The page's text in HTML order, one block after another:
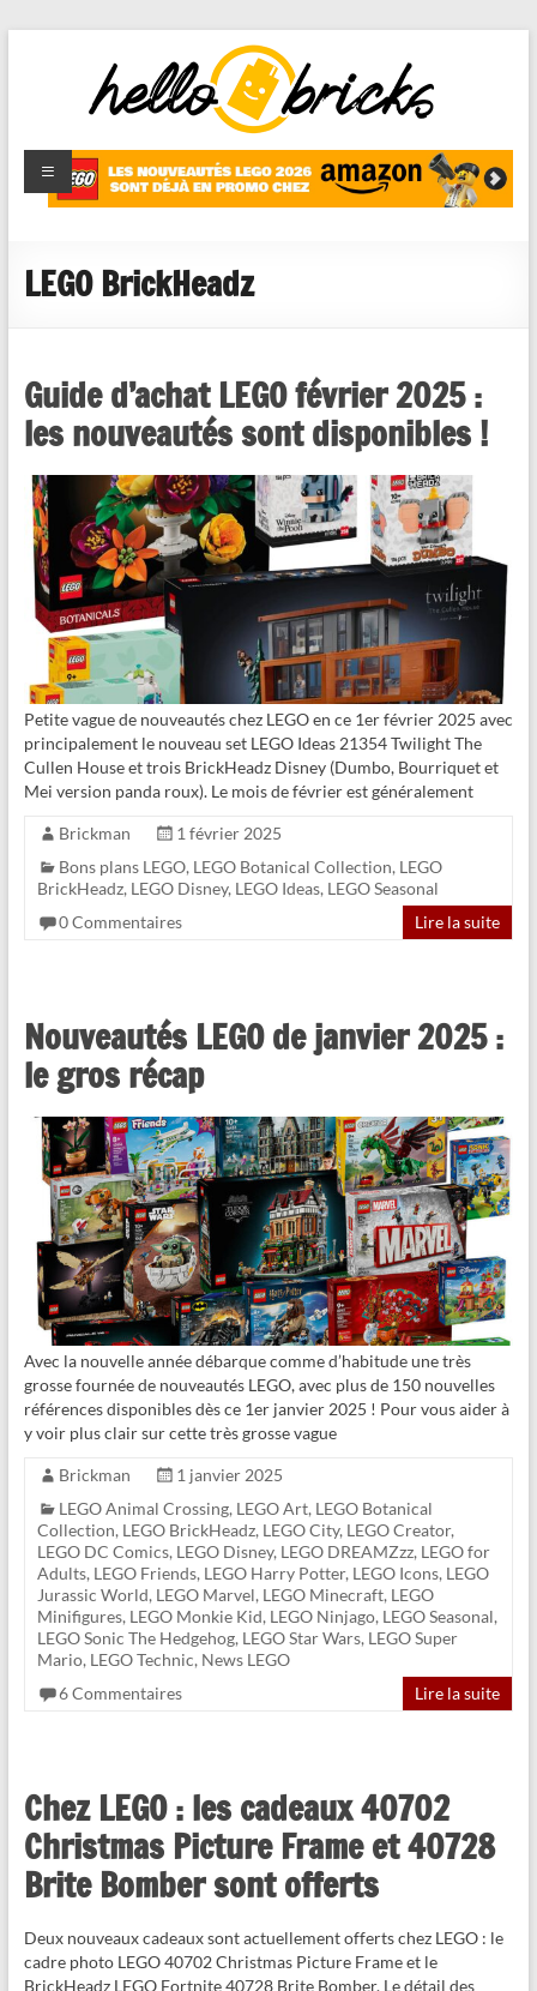
HelloBricks
Blog LEGO,
nouveaut�s
reviews
LEGO BrickHeadz
Guide d’achat LEGO février 2025 :
les nouveautés sont disponibles !
Petite vague de nouveautés chez LEGO en ce 1er février 2025 avec
principalement le nouveau set LEGO Ideas 21354 Twilight The
Cullen House et trois BrickHeadz Disney (Dumbo, Bourriquet et
Mei version panda roux). Le mois de février est généralement
Brickman
1 février 2025
Bons plans LEGO, LEGO Botanical Collection, LEGO
BrickHeadz, LEGO Disney, LEGO Ideas, LEGO Seasonal
0 Commentaires
Lire la suite
Nouveautés LEGO de janvier 2025 :
le gros récap
Avec la nouvelle année débarque comme d’habitude une très
grosse fournée de nouveautés LEGO, avec plus de 150 nouvelles
références disponibles dès ce 1er janvier 2025 ! Pour vous aider à
y voir plus clair sur cette très grosse vague
Brickman
1 janvier 2025
LEGO Animal Crossing, LEGO Art, LEGO Botanical
Collection, LEGO BrickHeadz, LEGO City, LEGO Creator,
LEGO DC Comics, LEGO Disney, LEGO DREAMZzz, LEGO for
Adults, LEGO Friends, LEGO Harry Potter, LEGO Icons, LEGO
Jurassic World, LEGO Marvel, LEGO Minecraft, LEGO
Minifigures, LEGO Monkie Kid, LEGO Ninjago, LEGO Seasonal,
LEGO Sonic The Hedgehog, LEGO Star Wars, LEGO Super
Mario, LEGO Technic, News LEGO
6 Commentaires
Lire la suite
Chez LEGO : les cadeaux 40702
Christmas Picture Frame et 40728
Brite Bomber sont offerts
Deux nouveaux cadeaux sont actuellement offerts chez LEGO : le
cadre photo LEGO 40702 Christmas Picture Frame et le
BrickHeadz LEGO Fortnite 40728 Brite Bomber. Le détail des